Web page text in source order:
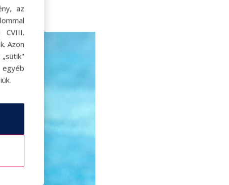
az
CVIII.
Azon